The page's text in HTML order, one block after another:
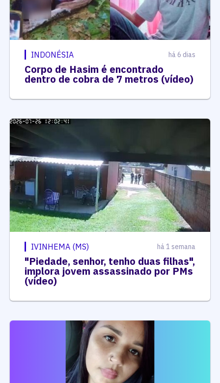
INDONÉSIA há 6 dias
Corpo de Hasim é encontrado
dentro de cobra de 7 metros (vídeo)
IVINHEMA (MS) há 1 semana
"Piedade, senhor, tenho duas filhas",
implora jovem assassinado por PMs
(vídeo)